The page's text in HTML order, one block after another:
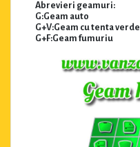
Abrevieri geamuri:
G:Geam auto
G+V:Geam cu tenta verde
G+F:Geam fumuriu